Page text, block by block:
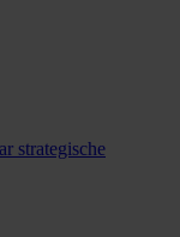
strategische